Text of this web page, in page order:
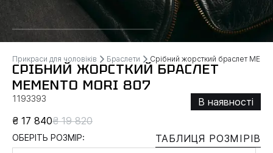
Прикраси для чоловіків Браслети Срібний жорсткий браслет
СРІБНИЙ ЖОРСТКИЙ БРАСЛЕТ
MEMENTO MORI 807
1193393
В наявності
₴ 17 840₴ 19 820
ОБЕРІТЬ РОЗМІР:
ТАБЛИЦЯ РОЗМІРІВ